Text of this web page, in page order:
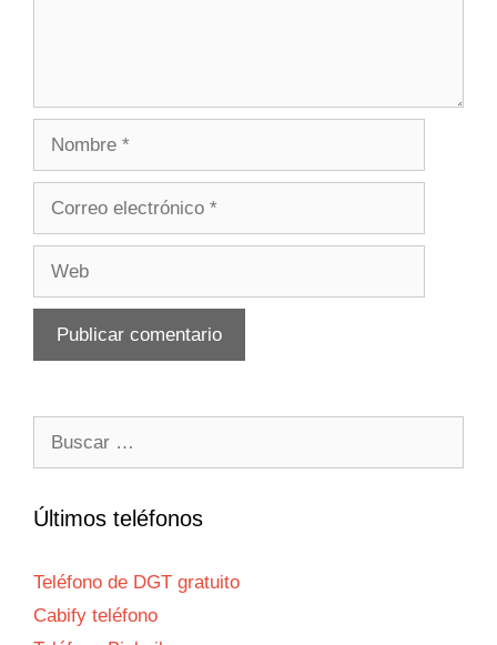
Últimos teléfonos
Teléfono de DGT gratuito
Cabify teléfono